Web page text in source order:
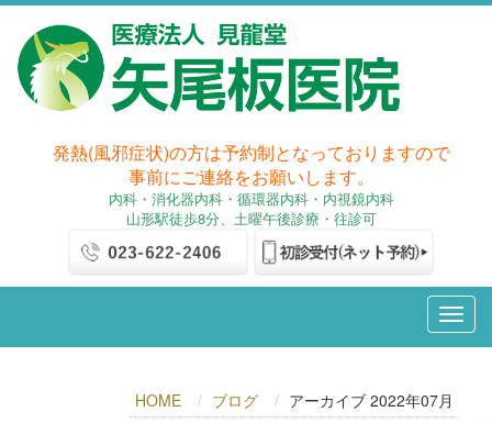
発熱(風邪症状)の方は予約制となっておりますので
事前にご連絡をお願いします。
内科・消化器内科・循環器内科・内視鏡内科
山形駅徒歩8分、土曜午後診療・往診可
HOME ブログ アーカイブ 2022年07月